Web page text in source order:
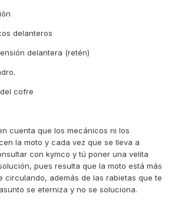
delanteros
delantera (retén)
cofre
cuenta que los mecánicos ni los
la moto y cada vez que se lleva a
con kymco y tú poner una velita
pues resulta que la moto está más
circulando, además de las rabietas que te
se eterniza y no se soluciona.